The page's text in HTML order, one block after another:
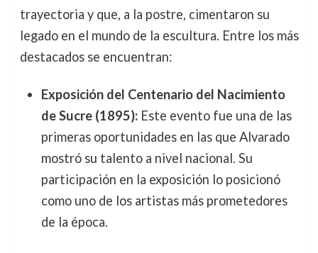
trayectoria y que, a la postre, cimentaron su
legado en el mundo de la escultura. Entre los más
destacados se encuentran:
Exposición del Centenario del Nacimiento
de Sucre (1895):Este evento fue una de las
primeras oportunidades en las que Alvarado
mostró su talento a nivel nacional. Su
participación en la exposición lo posicionó
como uno de los artistas más prometedores
de la época.